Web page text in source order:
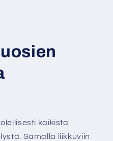
kaikista
Samalla liikkuviin